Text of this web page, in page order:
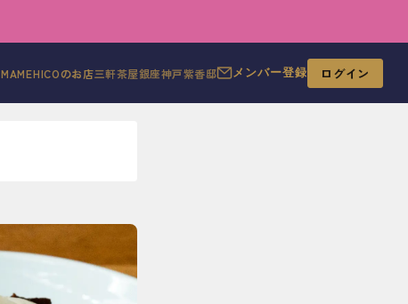
MAMEHICOのお店三軒茶屋銀座神戸紫香邸 メンバー登録 ログイン